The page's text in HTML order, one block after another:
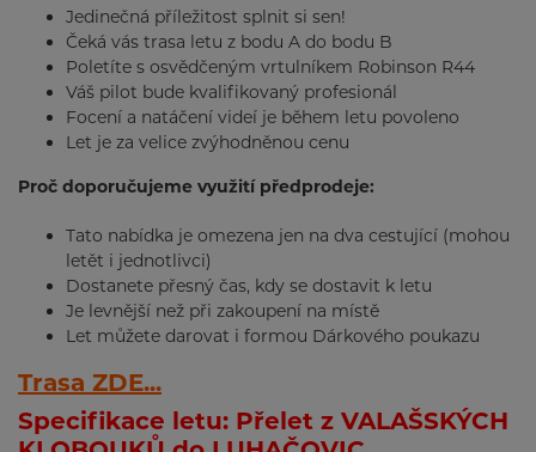
Jedinečná příležitost splnit si sen!
Čeká vás trasa letu z bodu A do bodu B
Poletíte s osvědčeným vrtulníkem Robinson R44
Váš pilot bude kvalifikovaný profesionál
Focení a natáčení videí je během letu povoleno
Let je za velice zvýhodněnou cenu
Proč doporučujeme využití předprodeje:
Tato nabídka je omezena jen na dva cestující (mohou
letět i jednotlivci)
Dostanete přesný čas, kdy se dostavit k letu
Je levnější než při zakoupení na místě
Let můžete darovat i formou Dárkového poukazu
Trasa ZDE...
Specifikace letu: Přelet z VALAŠSKÝCH